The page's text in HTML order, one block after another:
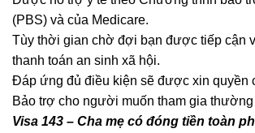
(PBS) và của Medicare.
Tùy thời gian chờ đợi bạn được tiếp cận
thanh toán an sinh xã hội.
Đáp ứng đủ điều kiện sẽ được xin quyền
Bảo trợ cho người muốn tham gia thường
Visa 143 – Cha mẹ có đóng tiền toàn